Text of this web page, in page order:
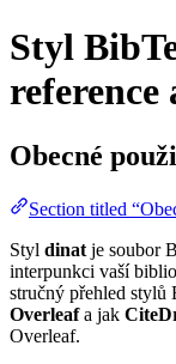
Styl
reference
Obecné
Section titled
Styl dinat je soubor
interpunkci vaší
stručný přehled
Overleafa jak
Overleaf.